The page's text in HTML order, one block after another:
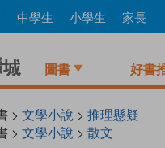
中學生 小學生 家長
圖書 好書
> 文學小說 > 推理懸疑
> 文學小說 > 散文